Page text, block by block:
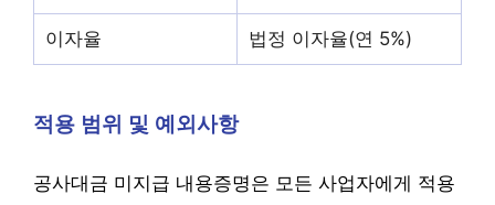
이자율 법정 이자율(연 5%)
적용 범위 및 예외사항
공사대금 미지급 내용증명은 모든 사업자에게 적용